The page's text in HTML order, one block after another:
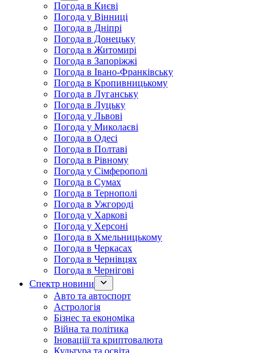
Погода в Києві
Погода у Вінниці
Погода в Дніпрі
Погода в Донецьку
Погода в Житомирі
Погода в Запоріжжі
Погода в Івано-Франківську
Погода в Кропивницькому
Погода в Луганську
Погода в Луцьку
Погода у Львові
Погода у Миколаєві
Погода в Одесі
Погода в Полтаві
Погода в Рівному
Погода у Сімферополі
Погода в Сумах
Погода в Тернополі
Погода в Ужгороді
Погода у Харкові
Погода у Херсоні
Погода в Хмельницькому
Погода в Черкасах
Погода в Чернівцях
Погода в Чернігові
Спектр новини
Авто та автоспорт
Астрологія
Бізнес та економіка
Війна та політика
Іноваціії та криптовалюта
Культура та освіта